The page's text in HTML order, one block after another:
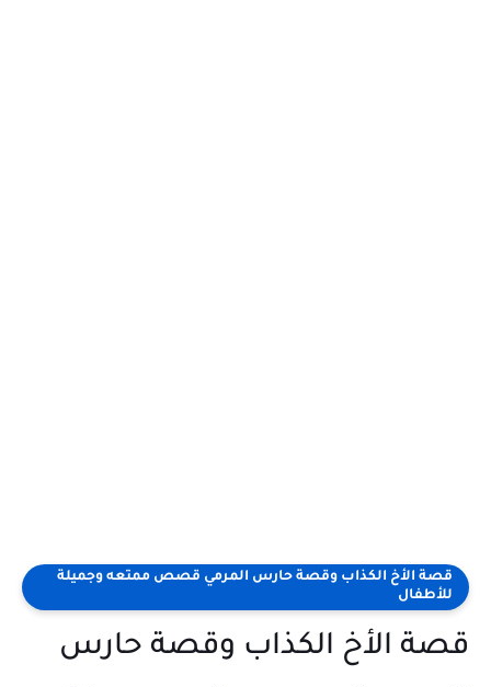
قصة الأخ الكذاب وقصة حارس المرمي قصص ممتعه وجميلة
للأطفال
قصة الأخ الكذاب وقصة حارس